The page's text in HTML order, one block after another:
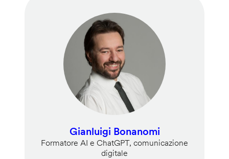
Gianluigi Bonanomi
Formatore AI e ChatGPT, comunicazione
digitale